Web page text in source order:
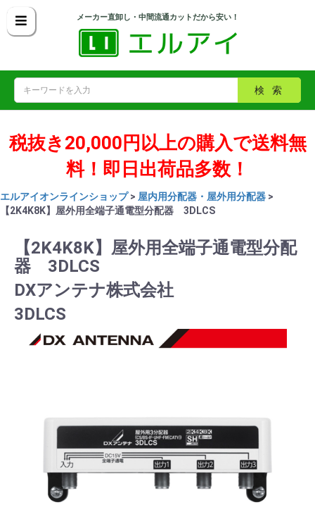
メーカー直卸し・中間流通カットだから安い！
検索
税抜き20,000円以上の購入で送料無
料！即日出荷品多数！
エルアイオンラインショップ> 屋内用分配器・屋外用分配器 >
【2K4K8K】屋外用全端子通電型分配器 3DLCS
【2K4K8K】屋外用全端子通電型分配
器 3DLCS
DXアンテナ株式会社
3DLCS